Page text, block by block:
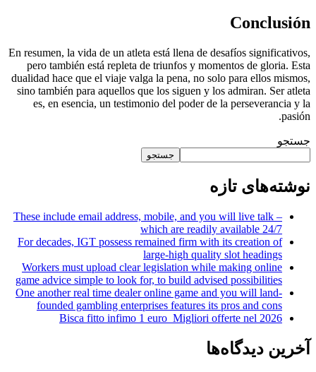
Conclusión
En resumen, la vida de un atleta está llena de desafíos significativos,
pero también está repleta de triunfos y momentos de gloria. Esta
dualidad hace que el viaje valga la pena, no solo para ellos mismos,
sino también para aquellos que los siguen y los admiran. Ser atleta
es, en esencia, un testimonio del poder de la perseverancia y la
pasión.
جستجو
جستجو
نوشته‌های تازه
These include email address, mobile, and you will live talk –
which are readily available 24/7
For decades, IGT possess remained firm with its creation of
large-high quality slot headings
Workers must upload clear legislation while making online
game advice simple to look for, to build advised possibilities
One another real time dealer online game and you will land-
founded gambling enterprises features its pros and cons
Bisca fitto infimo 1 euro ️ Migliori offerte nel 2026
آخرین دیدگاه‌ها